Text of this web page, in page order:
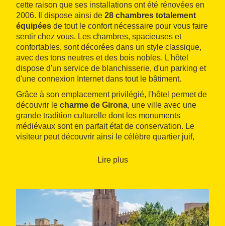
cette raison que ses installations ont été rénovées en
2006. Il dispose ainsi de 28 chambres totalement
équipées de tout le confort nécessaire pour vous faire
sentir chez vous. Les chambres, spacieuses et
confortables, sont décorées dans un style classique,
avec des tons neutres et des bois nobles. L'hôtel
dispose d'un service de blanchisserie, d'un parking et
d'une connexion Internet dans tout le bâtiment.
Grâce à son emplacement privilégié, l'hôtel permet de
découvrir le charme de Girona, une ville avec une
grande tradition culturelle dont les monuments
médiévaux sont en parfait état de conservation. Le
visiteur peut découvrir ainsi le célèbre quartier juif,
monuments de style roman de la ville, notamment le
Lire plus